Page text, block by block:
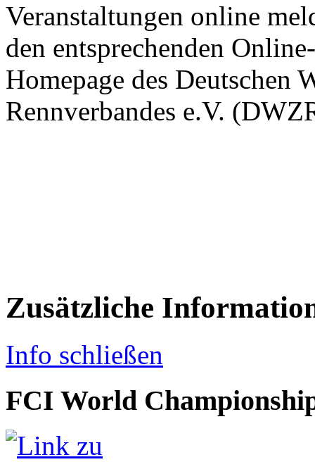
Veranstaltungen online
den entsprechenden
Homepage des Deutschen
Rennverbandes e.V.
Zusätzliche
Info schließen
FCI World